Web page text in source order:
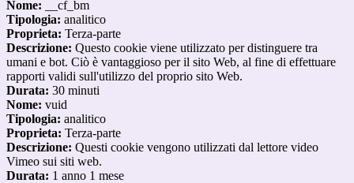
Nome: __cf_bm
Tipologia: analitico
Proprieta: Terza-parte
Descrizione: Questo cookie viene utilizzato per distinguere tra
umani e bot. Ciò è vantaggioso per il sito Web, al fine di effettuare
rapporti validi sull'utilizzo del proprio sito Web.
Durata: 30 minuti
Nome: vuid
Tipologia: analitico
Proprieta: Terza-parte
Descrizione: Questi cookie vengono utilizzati dal lettore video
Vimeo sui siti web.
Durata: 1 anno 1 mese